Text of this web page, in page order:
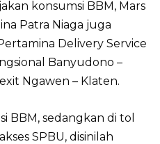
konsumsi BBM, Mars
Patra Niaga juga
Delivery Service
Banyudono –
Ngawen – Klaten.
BBM, sedangkan di tol
SPBU, disinilah